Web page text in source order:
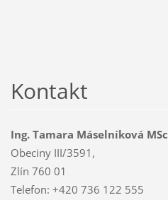
Kontakt
Ing. Tamara Máselníková MSc
Obeciny III/3591,
Zlín 760 01
Telefon: +420 736 122 555